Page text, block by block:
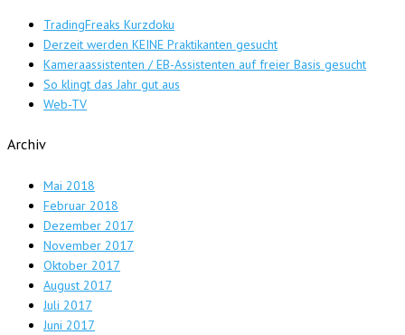
TradingFreaks Kurzdoku
Derzeit werden KEINE Praktikanten gesucht
Kameraassistenten / EB-Assistenten auf freier Basis gesucht
So klingt das Jahr gut aus
Web-TV
Archiv
Mai 2018
Februar 2018
Dezember 2017
November 2017
Oktober 2017
August 2017
Juli 2017
Juni 2017